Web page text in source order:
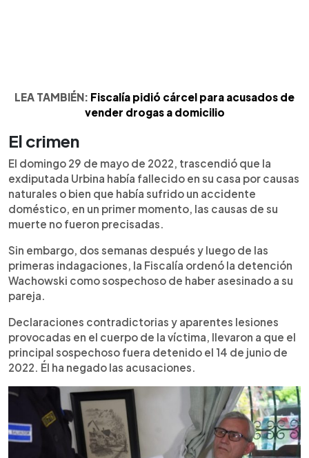
LEA TAMBIÉN: Fiscalía pidió cárcel para acusados de
vender drogas a domicilio
El crimen
El domingo 29 de mayo de 2022, trascendió que la
exdiputada Urbina había fallecido en su casa por causas
naturales o bien que había sufrido un accidente
doméstico, en un primer momento, las causas de su
muerte no fueron precisadas.
Sin embargo, dos semanas después y luego de las
primeras indagaciones, la Fiscalía ordenó la detención
Wachowski como sospechoso de haber asesinado a su
pareja.
Declaraciones contradictorias y aparentes lesiones
provocadas en el cuerpo de la víctima, llevaron a que el
principal sospechoso fuera detenido el 14 de junio de
2022. Él ha negado las acusaciones.